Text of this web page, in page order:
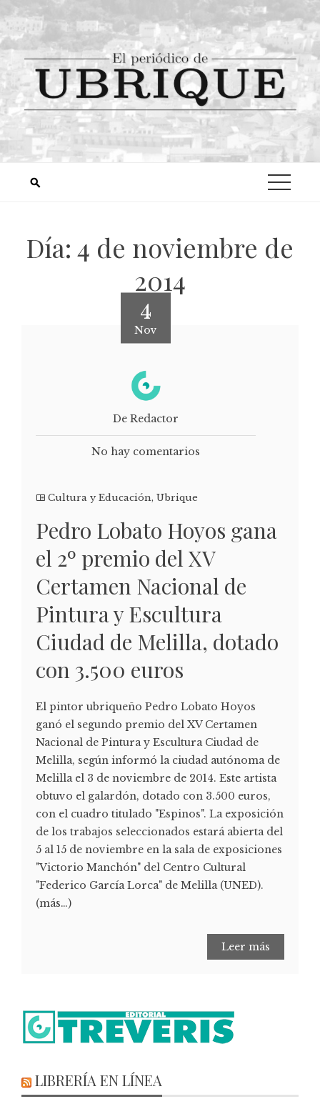
Día: 4 de noviembre de
2014
4
Nov
De Redactor
No hay comentarios
Cultura y Educación, Ubrique
Pedro Lobato Hoyos gana
el 2º premio del XV
Certamen Nacional de
Pintura y Escultura
Ciudad de Melilla, dotado
con 3.500 euros
El pintor ubriqueño Pedro Lobato Hoyos
ganó el segundo premio del XV Certamen
Nacional de Pintura y Escultura Ciudad de
Melilla, según informó la ciudad autónoma de
Melilla el 3 de noviembre de 2014. Este artista
obtuvo el galardón, dotado con 3.500 euros,
con el cuadro titulado "Espinos". La exposición
de los trabajos seleccionados estará abierta del
5 al 15 de noviembre en la sala de exposiciones
"Victorio Manchón" del Centro Cultural
"Federico García Lorca" de Melilla (UNED).
(más…)
Leer más
LIBRERÍA EN LÍNEA